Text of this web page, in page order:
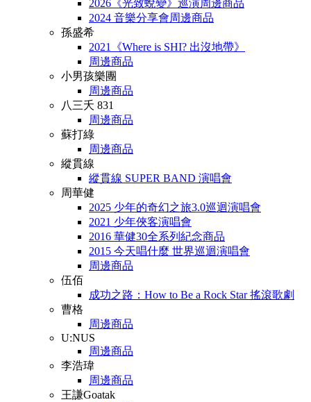
2026《光致蛻變》巡演周邊商品
2024 音樂分享會周邊商品
孫盛希
2021《Where is SHI? 出沒地帶》
周邊商品
小男孩樂團
周邊商品
八三夭 831
周邊商品
蘇打綠
周邊商品
縱貫線
縱貫線 SUPER BAND 演唱會
周華健
2025 少年的奇幻之旅3.0巡迴演唱會
2021 少年俠客演唱會
2016 華健30全系列紀念商品
2015 今天唱什麼 世界巡迴演唱會
周邊商品
伍佰
成功之路：How to Be a Rock Star 搖滾歌劇
曹格
周邊商品
U:NUS
周邊商品
李浩瑋
周邊商品
王謙Goatak